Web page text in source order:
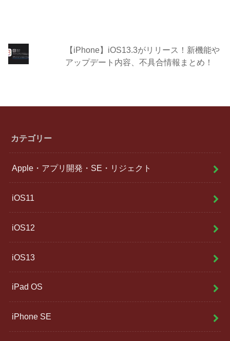
【iPhone】iOS13.3がリリース！新機能や
アップデート内容、不具合情報まとめ！
カテゴリー
Apple・アプリ開発・SE・リジェクト
iOS11
iOS12
iOS13
iPad OS
iPhone SE